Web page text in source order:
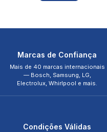
Marcas de Confiança
Mais de 40 marcas internacionais
— Bosch, Samsung, LG,
Electrolux, Whirlpool e mais.
Condições Válidas